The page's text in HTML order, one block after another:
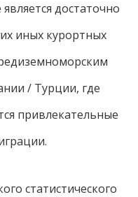
достаточно
иных курортных
/ Турции, где
привлекательные
статистического